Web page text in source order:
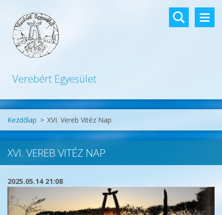
Verebért Egyesület
Kezdőlap > XVI. Vereb Vitéz Nap
XVI. VEREB VITÉZ NAP
2025.05.14 21:08